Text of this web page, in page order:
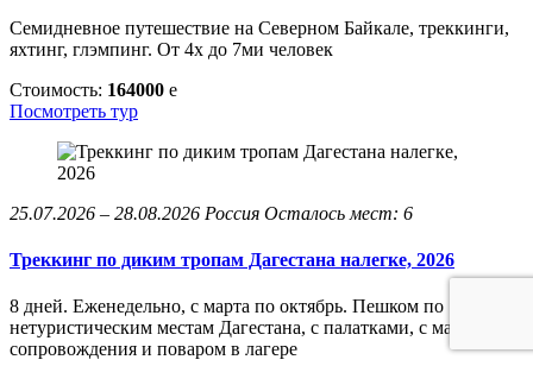
Семидневное путешествие на Северном Байкале, треккинги,
яхтинг, глэмпинг. От 4х до 7ми человек
Стоимость: 164000 e
Посмотреть тур
25.07.2026 – 28.08.2026 Россия Осталось мест: 6
Треккинг по диким тропам Дагестана налегке, 2026
8 дней. Еженедельно, с марта по октябрь. Пешком по
нетуристическим местам Дагестана, с палатками, с машиной
сопровождения и поваром в лагере